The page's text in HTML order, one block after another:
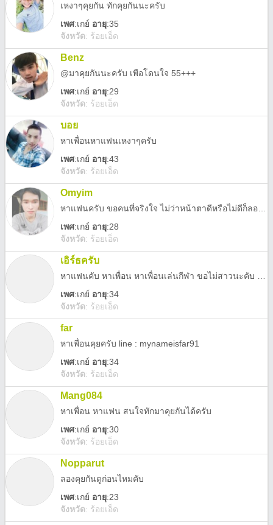
เหงาๆคุยกัน ทักคุยกันนะครับ
เพศ:เกย์ อายุ:35
จังหวัด: ร้อยเอ็ด
Benz
@มาคุยกันนะครับ เพือโดนใจ 55+++
เพศ:เกย์ อายุ:29
จังหวัด: ร้อยเอ็ด
บอย
หาเพื่อนหาแฟนเหงาๆครับ
เพศ:เกย์ อายุ:43
จังหวัด: ร้อยเอ็ด
Omyim
เพศ:เกย์ อายุ:28
จังหวัด: ร้อยเอ็ด
เอิร์ธครับ
เพศ:เกย์ อายุ:34
จังหวัด: ร้อยเอ็ด
far
หาเพื่อนคุยครับ line : mynameisfar91
เพศ:เกย์ อายุ:34
จังหวัด: ร้อยเอ็ด
Mang084
หาเพื่อน หาแฟน สนใจทักมาคุยกันได้ครับ
เพศ:เกย์ อายุ:30
จังหวัด: ร้อยเอ็ด
Nopparut
ลองคุยกันดูก่อนไหมคับ
เพศ:เกย์ อายุ:23
จังหวัด: ร้อยเอ็ด